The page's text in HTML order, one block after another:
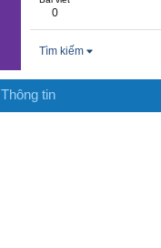
0
Tìm kiếm
Thông tin